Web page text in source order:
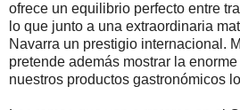
ofrece un equilibrio perfecto entre
lo que junto a una extraordinaria
Navarra un prestigio internacional.
pretende además mostrar la
nuestros productos gastronómicos